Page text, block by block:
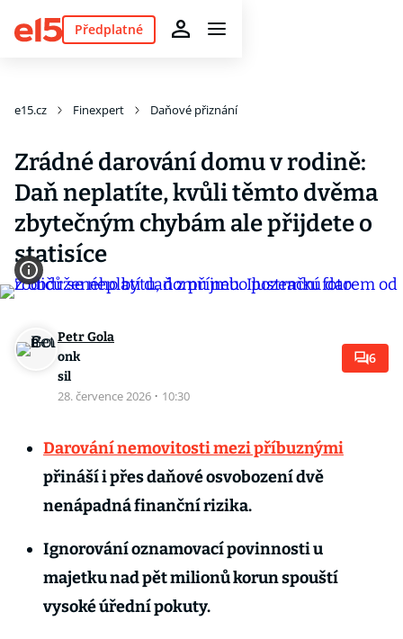
Předplatné
e15.cz Finexpert Daňové přiznání
Zrádné darování domu v rodině:
Daň neplatíte, kvůli těmto dvěma
zbytečným chybám ale přijdete o
statisíce
Petr Gola
onk
sil
28. července 2026 · 10:30
6
Darování nemovitosti mezi příbuznými
přináší i přes daňové osvobození dvě
nenápadná finanční rizika.
Ignorování oznamovací povinnosti u
majetku nad pět milionů korun spouští
vysoké úřední pokuty.